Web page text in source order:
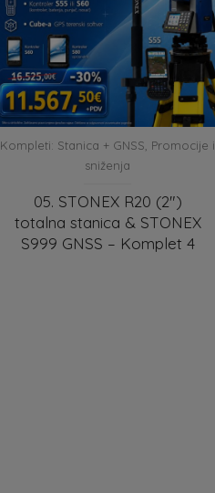
Kompleti: Stanica + GNSS Promocije i
sniženja
05. STONEX R20 (2″)
totalna stanica & STONEX
S999 GNSS – Komplet 4